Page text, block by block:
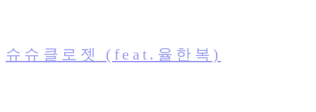
슈슈클로젯 (feat.율한복)